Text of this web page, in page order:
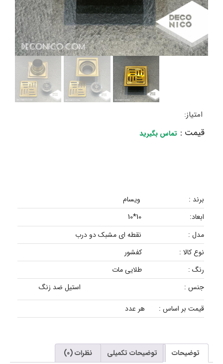
امتیاز:
قیمت : تماس بگیرید
برند :
ویسام
ابعاد:
10*10
مدل :
نقطه ای مشبک دو درب
نوع کالا :
کفشور
رنگ :
طلایی مات
جنس :
استیل ضد زنگ
قیمت بر اساس :
هر عدد
توضیحات توضیحات تکمیلی نظرات (0)